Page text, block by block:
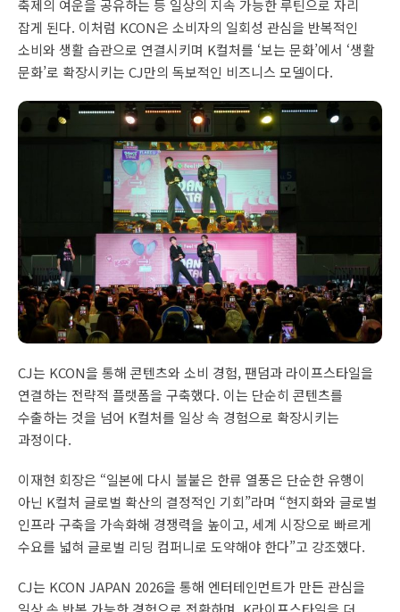
축제의 여운을 공유하는 등 일상의 지속 가능한 루틴으로 자리
잡게 된다. 이처럼 KCON은 소비자의 일회성 관심을 반복적인
소비와 생활 습관으로 연결시키며 K컬처를 ‘보는 문화’에서 ‘생활
문화’로 확장시키는 CJ만의 독보적인 비즈니스 모델이다.
CJ는 KCON을 통해 콘텐츠와 소비 경험, 팬덤과 라이프스타일을
연결하는 전략적 플랫폼을 구축했다. 이는 단순히 콘텐츠를
수출하는 것을 넘어 K컬처를 일상 속 경험으로 확장시키는
과정이다.
이재현 회장은 “일본에 다시 불붙은 한류 열풍은 단순한 유행이
아닌 K컬처 글로벌 확산의 결정적인 기회”라며 “현지화와 글로벌
인프라 구축을 가속화해 경쟁력을 높이고, 세계 시장으로 빠르게
수요를 넓혀 글로벌 리딩 컴퍼니로 도약해야 한다”고 강조했다.
CJ는 KCON JAPAN 2026을 통해 엔터테인먼트가 만든 관심을